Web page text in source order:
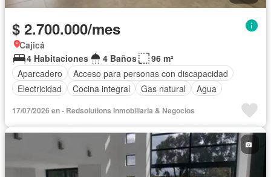
$ 2.700.000/mes
Cajicá
4 Habitaciones
4 Baños
96 m²
Aparcadero
Acceso para personas con discapacidad
Electricidad
Cocina integral Gas natural Agua
17/07/2026 en - Redsolutions Inmobiliaria & Negocios